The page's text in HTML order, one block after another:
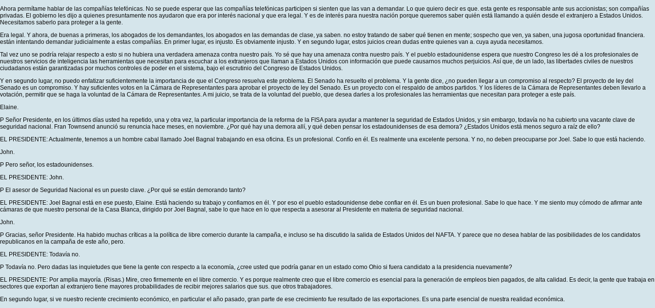
Ahora permítame hablar de las compañías telefónicas. No se puede esperar que las compañías telefónicas participen si sienten que las van a demandar. Lo que quiero decir es que. esta gente es responsable ante sus accionistas; son compañías
privadas. El gobierno les dijo a quienes presuntamente nos ayudaron que era por interés nacional y que era legal. Y es de interés para nuestra nación porque queremos saber quién está llamando a quién desde el extranjero a Estados Unidos.
Necesitamos saberlo para proteger a la gente.
Era legal. Y ahora, de buenas a primeras, los abogados de los demandantes, los abogados en las demandas de clase, ya saben. no estoy tratando de saber qué tienen en mente; sospecho que ven, ya saben, una jugosa oportunidad financiera.
están intentando demandar judicialmente a estas compañías. En primer lugar, es injusto. Es obviamente injusto. Y en segundo lugar, estos juicios crean dudas entre quienes van a. cuya ayuda necesitamos.
Tal vez uno se podría relajar respecto a esto si no hubiera una verdadera amenaza contra nuestro país. Yo sé que hay una amenaza contra nuestro país. Y el pueblo estadounidense espera que nuestro Congreso les dé a los profesionales de
nuestros servicios de inteligencia las herramientas que necesitan para escuchar a los extranjeros que llaman a Estados Unidos con información que puede causarnos muchos perjuicios. Así que, de un lado, las libertades civiles de nuestros
ciudadanos están garantizadas por muchos controles de poder en el sistema, bajo el escrutinio del Congreso de Estados Unidos.
Y en segundo lugar, no puedo enfatizar suficientemente la importancia de que el Congreso resuelva este problema. El Senado ha resuelto el problema. Y la gente dice, ¿no pueden llegar a un compromiso al respecto? El proyecto de ley del
Senado es un compromiso. Y hay suficientes votos en la Cámara de Representantes para aprobar el proyecto de ley del Senado. Es un proyecto con el respaldo de ambos partidos. Y los líderes de la Cámara de Representantes deben llevarlo a
votación, permitir que se haga la voluntad de la Cámara de Representantes. A mi juicio, se trata de la voluntad del pueblo, que desea darles a los profesionales las herramientas que necesitan para proteger a este país.
Elaine.
P Señor Presidente, en los últimos días usted ha repetido, una y otra vez, la particular importancia de la reforma de la FISA para ayudar a mantener la seguridad de Estados Unidos, y sin embargo, todavía no ha cubierto una vacante clave de
seguridad nacional. Fran Townsend anunció su renuncia hace meses, en noviembre. ¿Por qué hay una demora allí, y qué deben pensar los estadounidenses de esa demora? ¿Estados Unidos está menos seguro a raíz de ello?
EL PRESIDENTE: Actualmente, tenemos a un hombre cabal llamado Joel Bagnal trabajando en esa oficina. Es un profesional. Confío en él. Es realmente una excelente persona. Y no, no deben preocuparse por Joel. Sabe lo que está haciendo.
John.
P Pero señor, los estadounidenses.
EL PRESIDENTE: John.
P El asesor de Seguridad Nacional es un puesto clave. ¿Por qué se están demorando tanto?
EL PRESIDENTE: Joel Bagnal está en ese puesto, Elaine. Está haciendo su trabajo y confiamos en él. Y por eso el pueblo estadounidense debe confiar en él. Es un buen profesional. Sabe lo que hace. Y me siento muy cómodo de afirmar ante
cámaras de que nuestro personal de la Casa Blanca, dirigido por Joel Bagnal, sabe lo que hace en lo que respecta a asesorar al Presidente en materia de seguridad nacional.
John.
P Gracias, señor Presidente. Ha habido muchas críticas a la política de libre comercio durante la campaña, e incluso se ha discutido la salida de Estados Unidos del NAFTA. Y parece que no desea hablar de las posibilidades de los candidatos
republicanos en la campaña de este año, pero.
EL PRESIDENTE: Todavía no.
P Todavía no. Pero dadas las inquietudes que tiene la gente con respecto a la economía, ¿cree usted que podría ganar en un estado como Ohio si fuera candidato a la presidencia nuevamente?
EL PRESIDENTE: Por amplia mayoría. (Risas.) Mire, creo firmemente en el libre comercio. Y es porque realmente creo que el libre comercio es esencial para la generación de empleos bien pagados, de alta calidad. Es decir, la gente que trabaja en
sectores que exportan al extranjero tiene mayores probabilidades de recibir mejores salarios que sus. que otros trabajadores.
En segundo lugar, si ve nuestro reciente crecimiento económico, en particular el año pasado, gran parte de ese crecimiento fue resultado de las exportaciones. Es una parte esencial de nuestra realidad económica.